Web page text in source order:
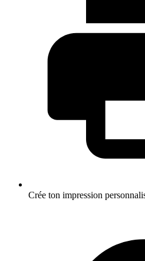
Crée ton impression